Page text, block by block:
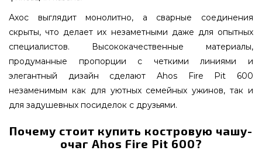
Ахос выглядит монолитно, а сварные соединения
скрыты, что делает их незаметными даже для опытных
специалистов. Высококачественные материалы,
продуманные пропорции с четкими линиями и
элегантный дизайн сделают Ahos Fire Pit 600
незаменимым как для уютных семейных ужинов, так и
для задушевных посиделок с друзьями.
Почему стоит купить костровую чашу-
очаг Ahos Fire Pit 600?